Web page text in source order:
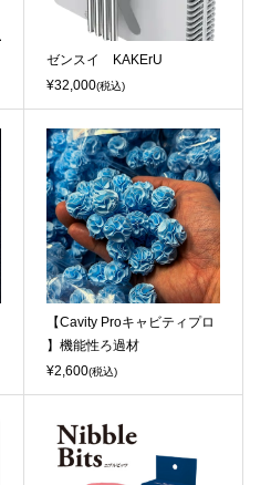
ゼンスイ KAKErU
¥32,000(税込)
【Cavity Proキャビティプロ
】機能性ろ過材
¥2,600(税込)